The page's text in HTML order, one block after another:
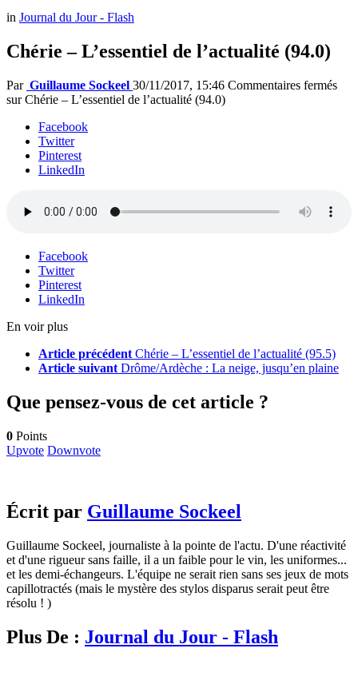
in Journal du Jour - Flash
Chérie – L’essentiel de l’actualité (94.0)
Par Guillaume Sockeel 30/11/2017, 15:46 Commentaires fermés
sur Chérie – L’essentiel de l’actualité (94.0)
Facebook
Twitter
Pinterest
LinkedIn
Facebook
Twitter
Pinterest
LinkedIn
En voir plus
Article précédent Chérie – L’essentiel de l’actualité (95.5)
Article suivant Drôme/Ardèche : La neige, jusqu’en plaine
Que pensez-vous de cet article ?
0 Points
Upvote Downvote
Écrit par Guillaume Sockeel
Guillaume Sockeel, journaliste à la pointe de l'actu. D'une réactivité
et d'une rigueur sans faille, il a un faible pour le vin, les uniformes...
et les demi-échangeurs. L'équipe ne serait rien sans ses jeux de mots
capillotractés (mais le mystère des stylos disparus serait peut être
résolu ! )
Plus De : Journal du Jour - Flash